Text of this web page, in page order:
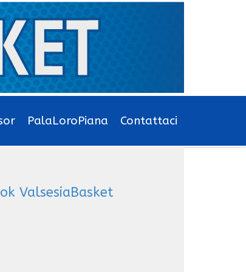
PalaLoroPiana Contattaci
ValsesiaBasket